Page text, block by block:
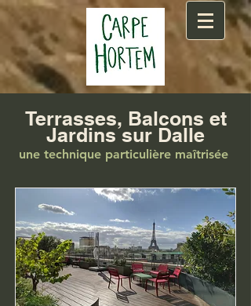
Terrasses, Balcons et
Jardins sur Dalle
une technique particulière maîtrisée